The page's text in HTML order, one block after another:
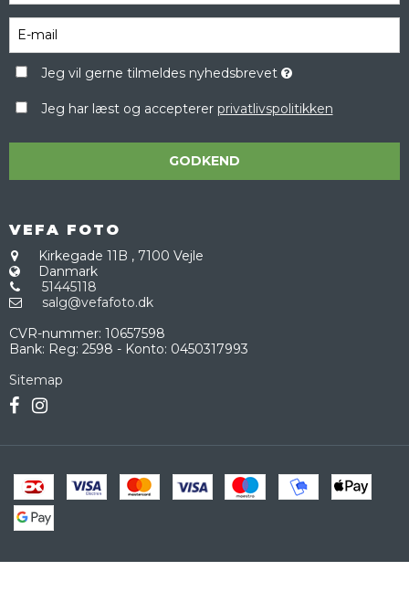
Jeg vil gerne tilmeldes nyhedsbrevet
Jeg har læst og accepterer privatlivspolitikken
GODKEND
VEFA FOTO
Kirkegade 11B , 7100 Vejle
Danmark
51445118
salg@vefafoto.dk
CVR-nummer: 10657598
Bank: Reg: 2598 - Konto: 0450317993
Sitemap